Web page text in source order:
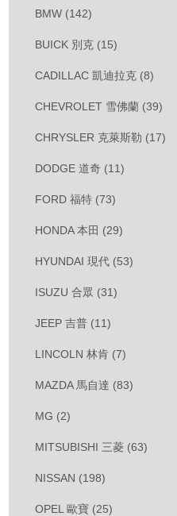
BMW (142)
BUICK 別克 (15)
CADILLAC 凱迪拉克 (8)
CHEVROLET 雪佛蘭 (39)
CHRYSLER 克萊斯勒 (17)
DODGE 道奇 (11)
FORD 福特 (73)
HONDA 本田 (29)
HYUNDAI 現代 (53)
ISUZU 合眾 (31)
JEEP 吉普 (11)
LINCOLN 林肯 (7)
MAZDA 馬自達 (83)
MG (2)
MITSUBISHI 三菱 (63)
NISSAN (198)
OPEL 歐寶 (25)